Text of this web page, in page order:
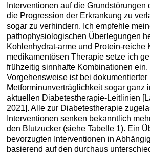
Interventionen auf die Grundstörungen
die Progression der Erkrankung zu
sogar zu verhindern. Ich empfehle
pathophysiologischen Überlegungen
Kohlenhydrat-arme und Protein-reiche
medikamentösen Therapie setze ich
frühzeitig sinnhafte Kombinationen
Vorgehensweise ist bei dokumentierter
Metforminunverträglichkeit sogar ganz
aktuellen Diabetestherapie-Leitlinien
2021]. Alle zur Diabetestherapie
Interventionen senken bekanntlich
den Blutzucker (siehe Tabelle 1). Ein
bevorzugten Interventionen in
basierend auf den durchaus